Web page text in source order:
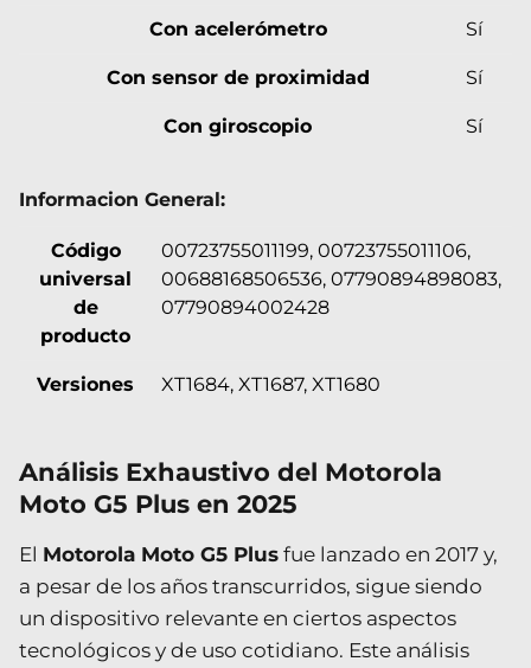
Con acelerómetro Sí
Con sensor de proximidad Sí
Con giroscopio Sí
Informacion General:
Código
universal
de
producto
00723755011199, 00723755011106,
00688168506536, 07790894898083,
07790894002428
Versiones XT1684, XT1687, XT1680
Análisis Exhaustivo del Motorola
Moto G5 Plus en 2025
El Motorola Moto G5 Plus fue lanzado en 2017 y,
a pesar de los años transcurridos, sigue siendo
un dispositivo relevante en ciertos aspectos
tecnológicos y de uso cotidiano. Este análisis